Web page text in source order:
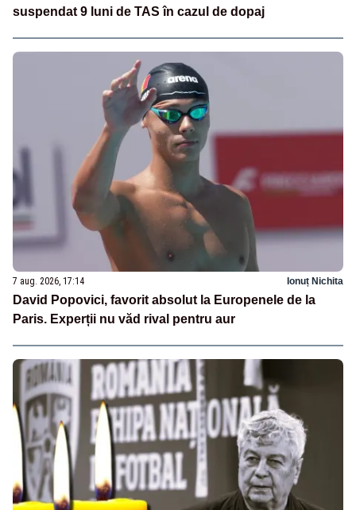
suspendat 9 luni de TAS în cazul de dopaj
7 aug. 2026, 17:14 Ionuț Nichita
David Popovici, favorit absolut la Europenele de la
Paris. Experții nu văd rival pentru aur